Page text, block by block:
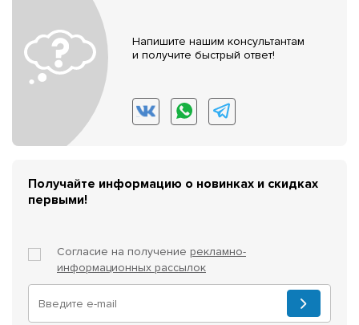
Напишите нашим консультантам
и получите быстрый ответ!
Получайте информацию о новинках и скидках
первыми!
Согласие на получение рекламно-
информационных рассылок